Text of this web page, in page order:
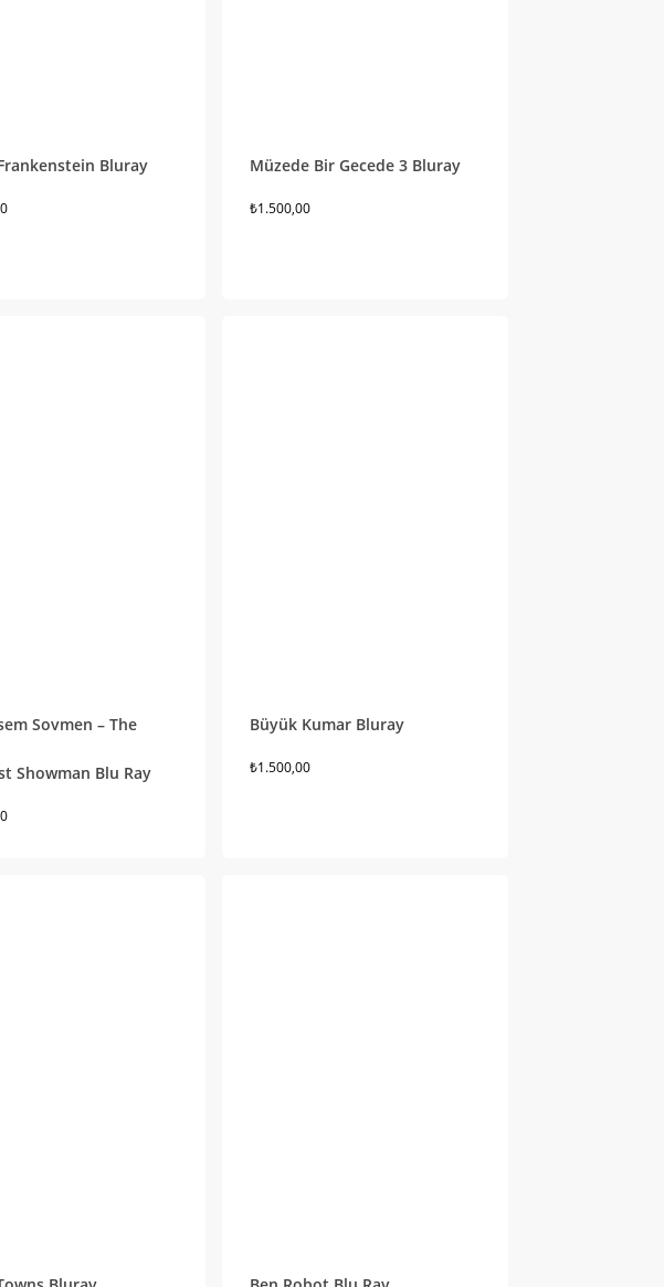
Bluray Müzede Bir Gecede 3 Bluray
₺1.500,00
Sovmen – The
Showman Blu Ray
Büyük Kumar Bluray
₺1.500,00